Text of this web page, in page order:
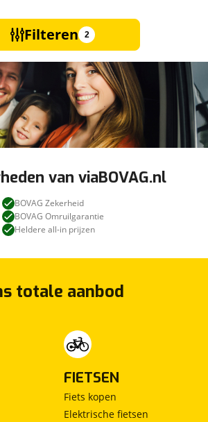
Filteren 2
van viaBOVAG.nl
BOVAG Zekerheid
BOVAG Omruilgarantie
Heldere all-in prijzen
totale aanbod
FIETSEN
Fiets kopen
Elektrische fietsen